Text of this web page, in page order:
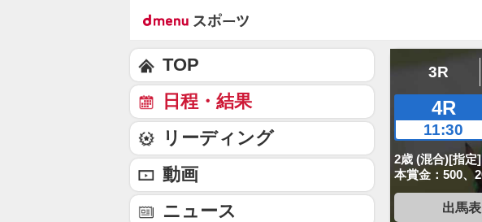
3R
4R
11:30
2歳 (混合)[指定
本賞金：500、
出馬表
TOP
日程・結果
リーディング
動画
ニュース